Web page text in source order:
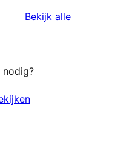
Bekijk alle
nodig?